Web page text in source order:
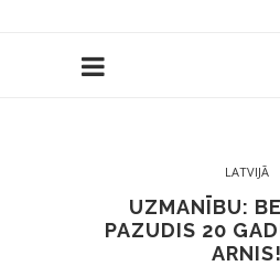
LATVIJĀ
UZMANĪBU:
PAZUDIS 20
ARNIS!